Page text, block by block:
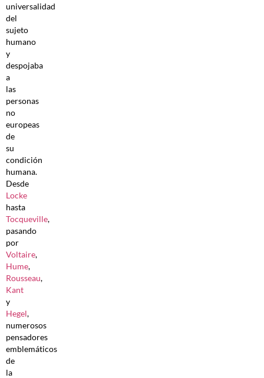
universalidad
del
sujeto
humano
y
despojaba
a
las
personas
no
europeas
de
su
condición
humana.
Desde
Locke
hasta
Tocqueville,
pasando
por
Voltaire,
Hume,
Rousseau,
Kant
y
Hegel,
numerosos
pensadores
emblemáticos
de
la